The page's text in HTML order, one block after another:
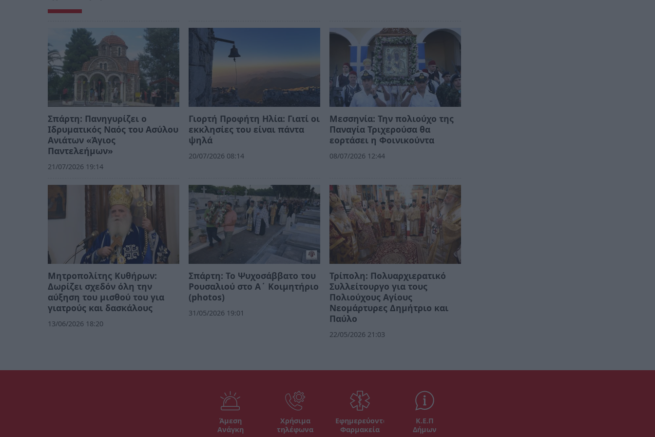
Σπάρτη: Πανηγυρίζει ο
Ιδρυματικός Ναός του Ασύλου
Ανιάτων «Άγιος
Παντελεήμων»
21/07/2026 19:14
Γιορτή Προφήτη Ηλία: Γιατί οι
εκκλησίες του είναι πάντα
ψηλά
20/07/2026 08:14
Μεσσηνία: Την πολιούχο της
Παναγία Τριχερούσα θα
εορτάσει η Φοινικούντα
08/07/2026 12:44
Μητροπολίτης Κυθήρων:
Δωρίζει σχεδόν όλη την
αύξηση του μισθού του για
γιατρούς και δασκάλους
13/06/2026 18:20
Σπάρτη: Το Ψυχοσάββατο του
Ρουσαλιού στο Α΄ Κοιμητήριο
(photos)
31/05/2026 19:01
Τρίπολη: Πολυαρχιερατικό
Συλλείτουργο για τους
Πολιούχους Αγίους
Νεομάρτυρες Δημήτριο και
Παύλο
22/05/2026 21:03
Άμεση
Ανάγκη
Χρήσιμα
τηλέφωνα
Εφημερεύοντα
Φαρμακεία
Κ.Ε.Π
Δήμων